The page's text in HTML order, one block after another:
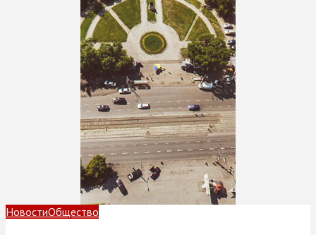
НовостиОбщество